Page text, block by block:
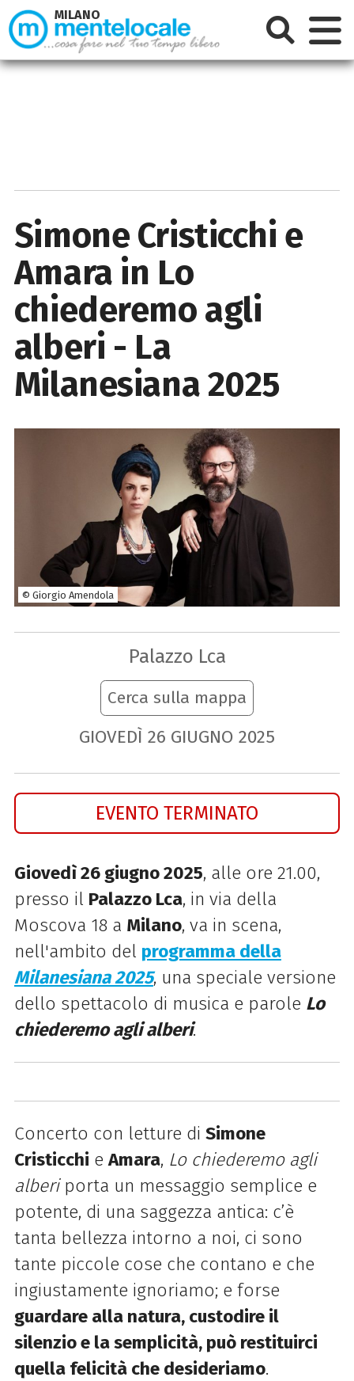
Simone Cristicchi e
Amara in Lo
chiederemo agli
alberi - La
Milanesiana 2025
© Giorgio Amendola
Palazzo Lca
Cerca sulla mappa
GIOVEDÌ 26 GIUGNO 2025
EVENTO TERMINATO
Giovedì 26 giugno 2025, alle ore 21.00,
presso il Palazzo Lca, in via della
Moscova 18 a Milano, va in scena,
nell'ambito del programma della
Milanesiana 2025, una speciale versione
dello spettacolo di musica e parole Lo
chiederemo agli alberi.
Concerto con letture di Simone
Cristicchi eAmara, Lo chiederemo agli
alberi porta un messaggio semplice e
potente, di una saggezza antica: c’è
tanta bellezza intorno a noi, ci sono
tante piccole cose che contano e che
ingiustamente ignoriamo; e forse
guardare alla natura, custodire il
silenzio e la semplicità, può restituirci
quella felicità che desideriamo.
MILANO